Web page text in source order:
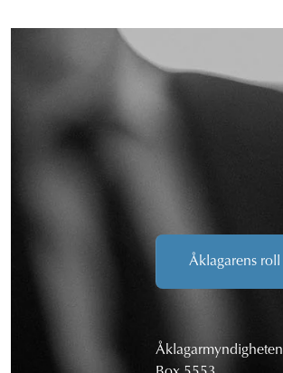
Åklagarens roll
Åklagarmyndigheten